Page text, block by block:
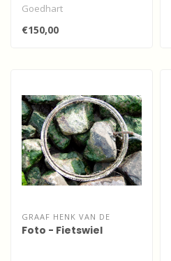
Goedhart
€150,00
GRAAF HENK VAN DE
Foto - Fietswiel